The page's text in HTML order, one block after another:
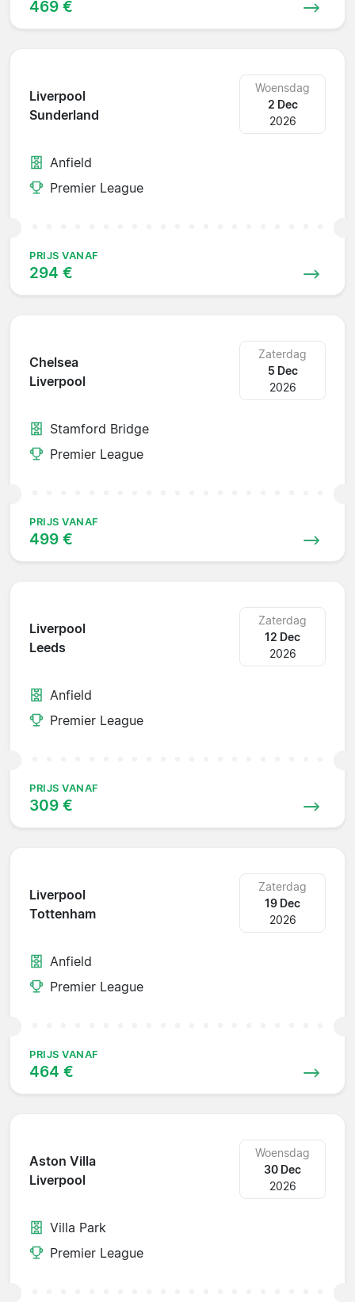
469 €
Liverpool
Sunderland
Woensdag
2 Dec
2026
Anfield
Premier League
PRIJS VANAF
294 €
Chelsea
Liverpool
Zaterdag
5 Dec
2026
Stamford Bridge
Premier League
PRIJS VANAF
499 €
Liverpool
Leeds
Zaterdag
12 Dec
2026
Anfield
Premier League
PRIJS VANAF
309 €
Liverpool
Tottenham
Zaterdag
19 Dec
2026
Anfield
Premier League
PRIJS VANAF
464 €
Aston Villa
Liverpool
Woensdag
30 Dec
2026
Villa Park
Premier League